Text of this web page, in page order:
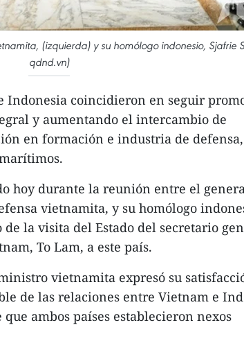
(izquierda) y su homólogo indonesio, Sjafrie
qdnd.vn)
Indonesia coincidieron en seguir
y aumentando el intercambio de
en formación e industria de
hoy durante la reunión entre el
vietnamita, y su homólogo
de la visita del Estado del secretario
To Lam, a este país.
vietnamita expresó su
de las relaciones entre Vietnam e
ambos países establecieron nexos